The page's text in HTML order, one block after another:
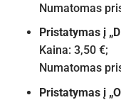
Numatomas
Pristatymas į
Kaina: 3,50 €;
Numatomas
Pristatymas į